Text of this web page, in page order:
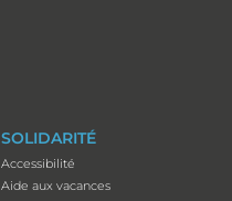
SOLIDARITÉ
Accessibilité
Aide aux vacances